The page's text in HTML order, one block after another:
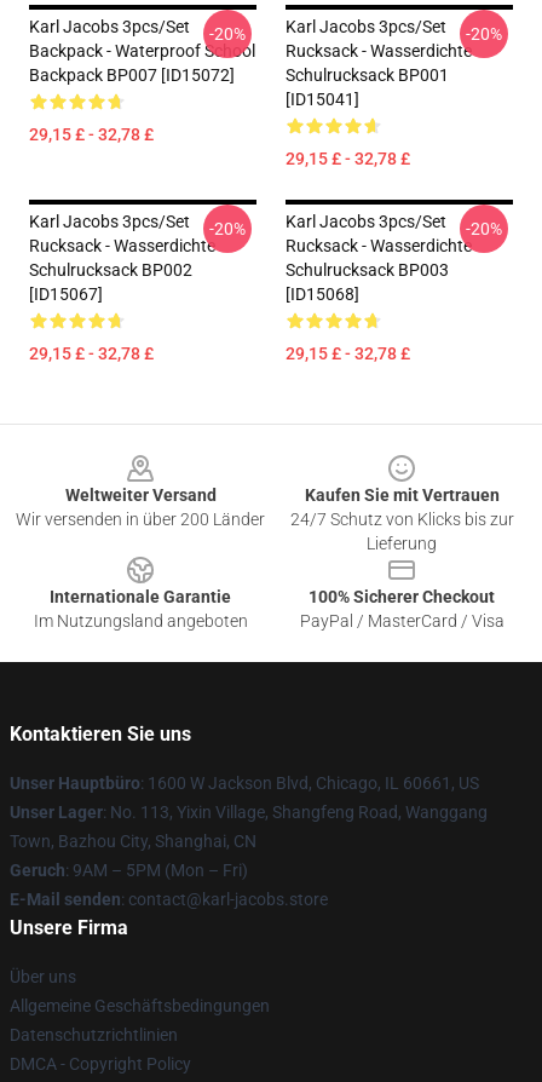
Karl Jacobs 3pcs/set
Backpack - Waterproof School
Backpack BP007 [ID15072]
29,15 £ - 32,78 £
-20%
Karl Jacobs 3pcs/set
Rucksack - Wasserdichte
Schulrucksack BP001
[ID15041]
29,15 £ - 32,78 £
-20%
Karl Jacobs 3pcs/set
Rucksack - Wasserdichte
Schulrucksack BP002
[ID15067]
29,15 £ - 32,78 £
-20%
Karl Jacobs 3pcs/set
Rucksack - Wasserdichte
Schulrucksack BP003
[ID15068]
29,15 £ - 32,78 £
-20%
Weltweiter Versand
Wir versenden in über 200 Länder
Kaufen Sie mit Vertrauen
24/7 Schutz von Klicks bis zur
Lieferung
Internationale Garantie
Im Nutzungsland angeboten
100% Sicherer Checkout
PayPal / MasterCard / Visa
Kontaktieren Sie uns
Unser Hauptbüro: 1600 W Jackson Blvd, Chicago, IL 60661, US
Unser Lager: No. 113, Yixin Village, Shangfeng Road, Wanggang
Town, Bazhou City, Shanghai, CN
Geruch: 9AM – 5PM (Mon – Fri)
E-Mail senden: contact@karl-jacobs.store
Unsere Firma
Über uns
Allgemeine Geschäftsbedingungen
Datenschutzrichtlinien
DMCA - Copyright Policy